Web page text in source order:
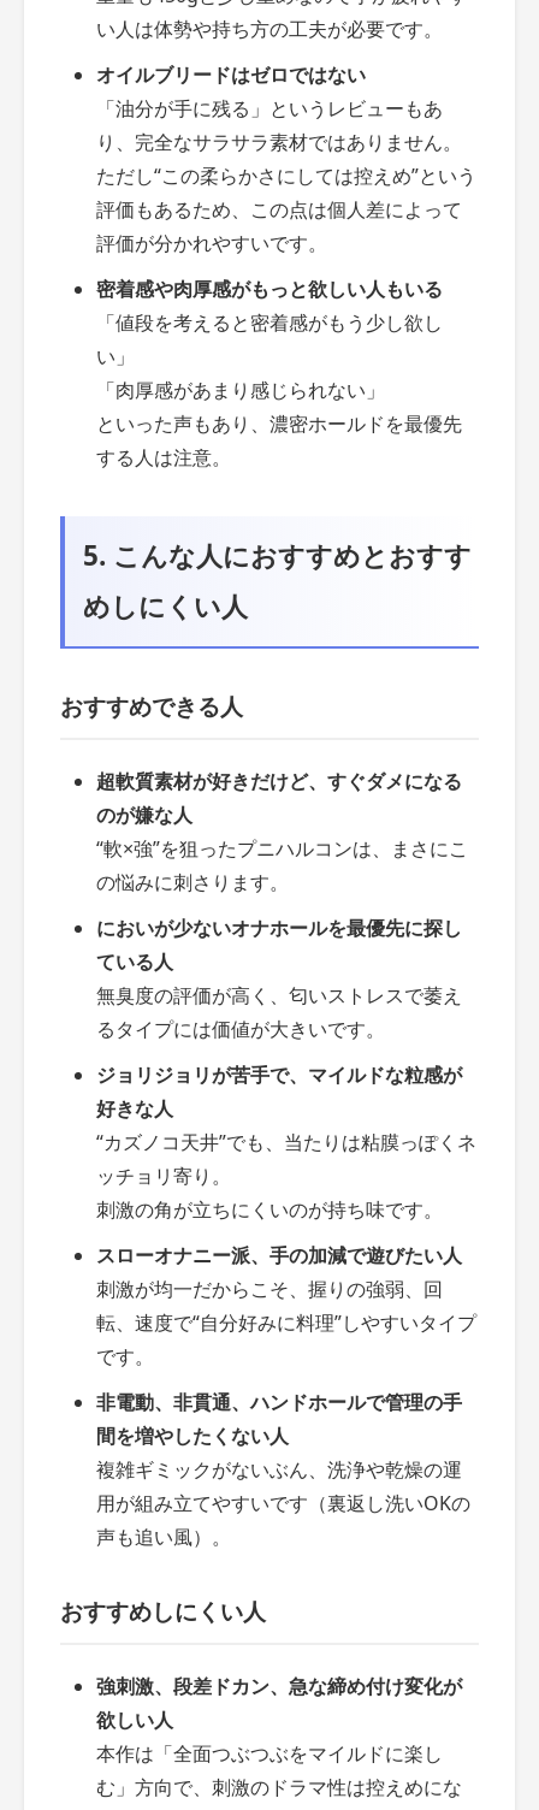
い人は体勢や持ち方の工夫が必要です。
オイルブリードはゼロではない
「油分が手に残る」というレビューもあ
り、完全なサラサラ素材ではありません。
ただし“この柔らかさにしては控えめ”という
評価もあるため、この点は個人差によって
評価が分かれやすいです。
密着感や肉厚感がもっと欲しい人もいる
「値段を考えると密着感がもう少し欲し
い」
「肉厚感があまり感じられない」
といった声もあり、濃密ホールドを最優先
する人は注意。
5. こんな人におすすめとおすす
めしにくい人
おすすめできる人
超軟質素材が好きだけど、すぐダメになる
のが嫌な人
“軟×強”を狙ったプニハルコンは、まさにこ
の悩みに刺さります。
においが少ないオナホールを最優先に探し
ている人
無臭度の評価が高く、匂いストレスで萎え
るタイプには価値が大きいです。
ジョリジョリが苦手で、マイルドな粒感が
好きな人
“カズノコ天井”でも、当たりは粘膜っぽくネ
ッチョリ寄り。
刺激の角が立ちにくいのが持ち味です。
スローオナニー派、手の加減で遊びたい人
刺激が均一だからこそ、握りの強弱、回
転、速度で“自分好みに料理”しやすいタイプ
です。
非電動、非貫通、ハンドホールで管理の手
間を増やしたくない人
複雑ギミックがないぶん、洗浄や乾燥の運
用が組み立てやすいです（裏返し洗いOKの
声も追い風）。
おすすめしにくい人
強刺激、段差ドカン、急な締め付け変化が
欲しい人
本作は「全面つぶつぶをマイルドに楽し
む」方向で、刺激のドラマ性は控えめにな